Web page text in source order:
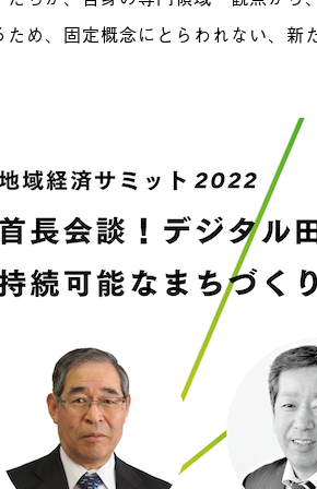
ため、固定概念にとらわれない、新